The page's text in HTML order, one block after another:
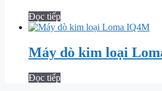
Đọc tiếp
Máy dò kim loại
Đọc tiếp